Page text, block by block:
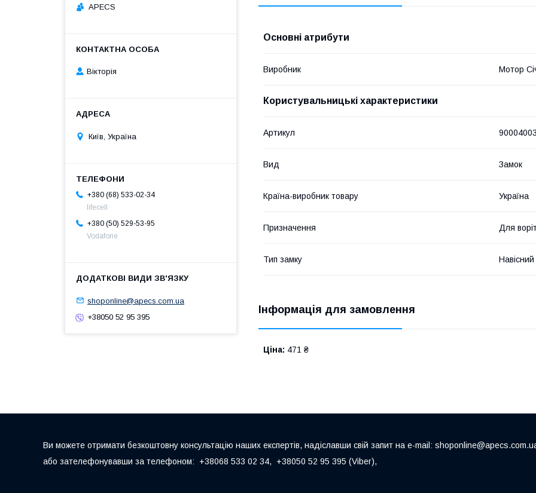
Основні атрибути
Виробник Мотор
Користувальницькі характеристики
Артикул
Вид Замок
Країна-виробник товару Україна
Призначення Для
Тип замку Навісний
Інформація для замовлення
Ціна: 471 ₴
APECS
Вікторія
Київ, Україна
+380 (68) 533-02-34
lifecell
+380 (50) 529-53-95
Vodafone
shoponline@apecs.com.ua
+38050 52 95 395
Ви можете отримати безкоштовну консультацію наших експертів, надіславши свій запит на e-mail:
або зателефонувавши за телефоном: +38068 533 02 34, +38050 52 95 395 (Viber),